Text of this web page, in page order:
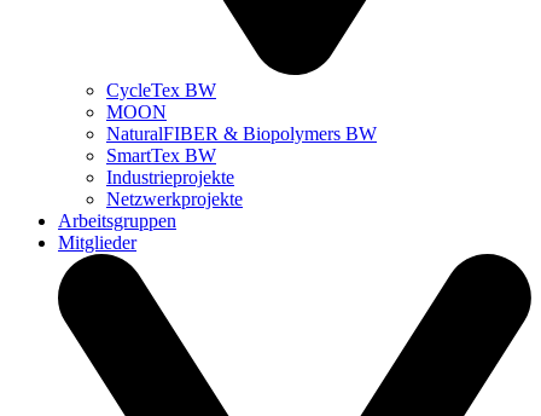
CycleTex BW
MOON
NaturalFIBER & Biopolymers BW
SmartTex BW
Industrieprojekte
Netzwerkprojekte
Arbeitsgruppen
Mitglieder